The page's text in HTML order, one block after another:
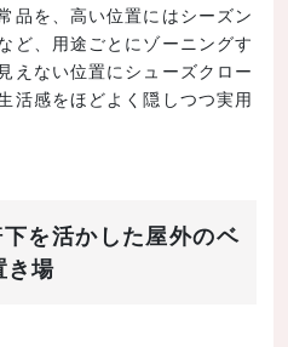
品を、高い位置にはシーズン
ど、用途ごとにゾーニングす
えない位置にシューズクロー
活感をほどよく隠しつつ実用
を活かした屋外のベ
き場